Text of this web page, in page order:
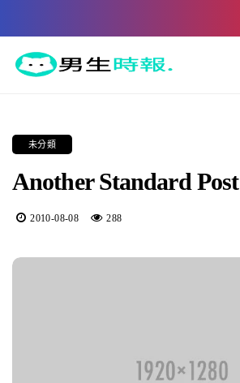
未分類
Another Standard Post
2010-08-08 288